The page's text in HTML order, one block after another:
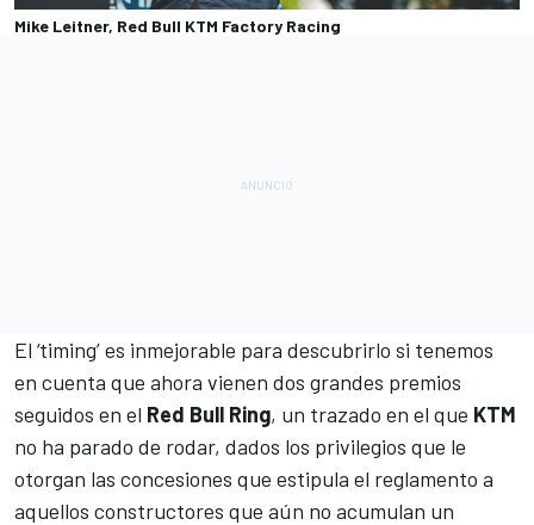
Mike Leitner, Red Bull KTM Factory Racing
El ‘timing’ es inmejorable para descubrirlo si tenemos
en cuenta que ahora vienen dos grandes premios
seguidos en el Red Bull Ring, un trazado en el que KTM
no ha parado de rodar, dados los privilegios que le
otorgan las concesiones que estipula el reglamento a
aquellos constructores que aún no acumulan un